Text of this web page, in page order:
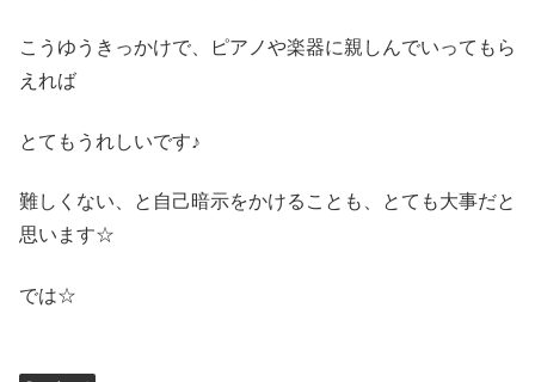
こうゆうきっかけで、ピアノや楽器に親しんでいってもら
えれば
とてもうれしいです♪
難しくない、と自己暗示をかけることも、とても大事だと
思います☆
では☆